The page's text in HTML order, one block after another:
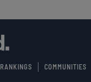
RANKINGS COMMUNITIES